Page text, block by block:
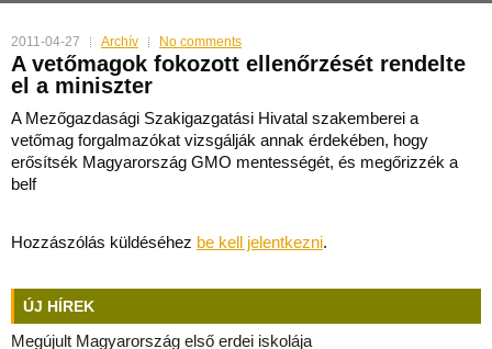
2011-04-27 Archív No comments
A vetőmagok fokozott ellenőrzését rendelte
el a miniszter
A Mezőgazdasági Szakigazgatási Hivatal szakemberei a
vetőmag forgalmazókat vizsgálják annak érdekében, hogy
erősítsék Magyarország GMO mentességét, és megőrizzék a
belf
Hozzászólás küldéséhez be kell jelentkezni.
ÚJ HÍREK
Megújult Magyarország első erdei iskolája